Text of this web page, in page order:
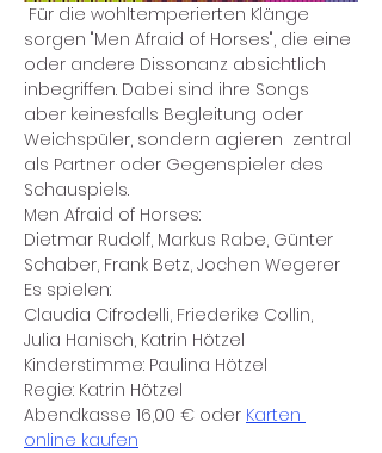
Für die wohltemperierten Klänge
sorgen "Men Afraid of Horses", die eine
oder andere Dissonanz absichtlich
inbegriffen. Dabei sind ihre Songs
aber keinesfalls Begleitung oder
Weichspüler, sondern agieren  zentral
als Partner oder Gegenspieler des
Schauspiels.​
Men Afraid of Horses:
Dietmar Rudolf, Markus Rabe, Günter
Schaber, Frank Betz, Jochen Wegerer
Es spielen:
Claudia Cifrodelli, Friederike Collin,
Julia Hanisch, Katrin Hötzel
Kinderstimme: Paulina Hötzel
Regie: Katrin Hötzel
Abendkasse 16,00 € oder Karten
online kaufen